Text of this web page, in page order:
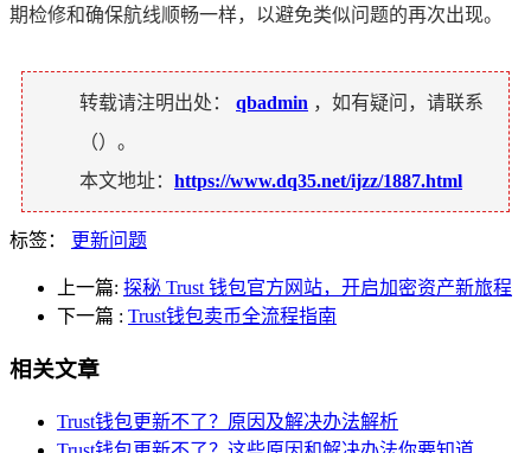
期检修和确保航线顺畅一样，以避免类似问题的再次出现。
转载请注明出处： qbadmin ，如有疑问，请联系
（）。
本文地址： https://www.dq35.net/ijzz/1887.html
标签： 更新问题
上一篇: 探秘 Trust 钱包官方网站，开启加密资产新旅程
下一篇 : Trust钱包卖币全流程指南
相关文章
Trust钱包更新不了？原因及解决办法解析